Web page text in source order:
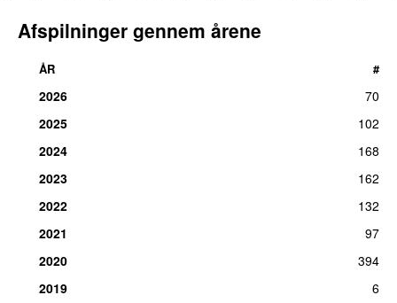
Afspilninger gennem årene
ÅR #
2026
70
2025
102
2024
168
2023
162
2022
132
2021
97
2020
394
2019
6